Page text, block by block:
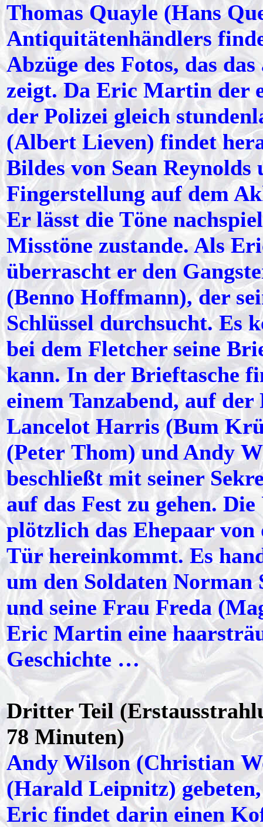
Thomas Quayle (Hans
Antiquitätenhändlers
Abzüge des Fotos, das
zeigt. Da Eric Martin der
der Polizei gleich
(Albert Lieven) findet
Bildes von Sean
Fingerstellung auf dem
Er lässt die Töne
Misstöne zustande. Als
überrascht er den
(Benno Hoffmann), der
Schlüssel durchsucht. Es
bei dem Fletcher seine
kann. In der Brieftasche
einem Tanzabend, auf
Lancelot Harris (Bum
(Peter Thom) und Andy
beschließt mit seiner
auf das Fest zu gehen.
plötzlich das Ehepaar
Tür hereinkommt. Es
um den Soldaten
und seine Frau Freda
Eric Martin eine
Geschichte …
Dritter Teil
78 Minuten)
Andy Wilson (Christian
(Harald Leipnitz)
Eric findet darin einen